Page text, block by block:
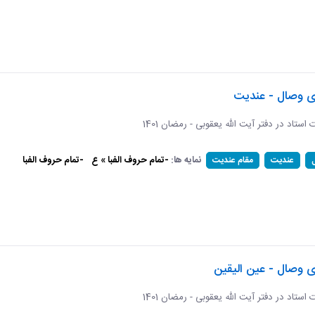
وصال - عندیت
استاد در دفتر آیت الله یعقوبی - رمضان 1401
عندیت مقام عندیت نمایه ها: -تمام حروف الفبا » ع -تمام حروف الفبا
وصال - عین الیقین
استاد در دفتر آیت الله یعقوبی - رمضان 1401